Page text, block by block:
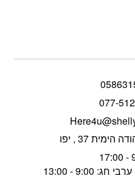
077-
37 , יפו